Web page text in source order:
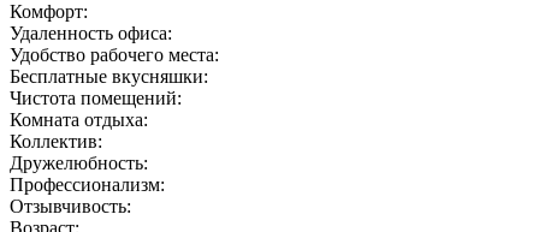
Комфорт:
Удаленность офиса:
Удобство рабочего места:
Бесплатные вкусняшки:
Чистота помещений:
Комната отдыха:
Коллектив:
Дружелюбность:
Профессионализм:
Отзывчивость: